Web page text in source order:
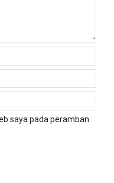
saya pada peramban